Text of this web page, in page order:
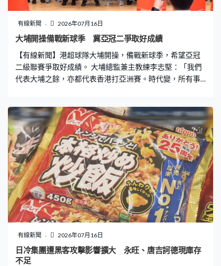
如水光針注射、祛斑治療、電波拉皮等。」 警方又發現涉
事美容中心去年6月至今年4月，曾向多間保險公司提交約
200宗保險索償，涉及賠款超過200萬。保險業聯會行政總
監劉佩玲引用數據指，去疣佔香港最常見十種手術第二、
三位，「這個比例其實世界罕見，即是香港人除疣的情況
很嚴重，我們不排除像
有線新聞 2026年07月16日
大埔開操備戰新球季 冀亞冠二爭取好成績
【有線新聞】港超球隊大埔開操，備戰新球季，希望亞冠
二級聯賽爭取好成績。 大埔總監兼主教練李志堅：「我們
代表大埔之餘，亦都代表香港打亞洲賽。時代變，所有事
援，提升競爭力。本地新球員有張憙延及陳凱柏，同時保
留不少上季主力。大埔上季奪得高級組銀牌及足總盃冠
軍，為了提升狀態，今個月下旬到泰國集訓，會與多支當
地球隊踢熱身賽。
有線新聞 2026年07月16日
日冷集團遭黑客攻擊影響擴大 永旺、唐吉訶德現庫存
不足